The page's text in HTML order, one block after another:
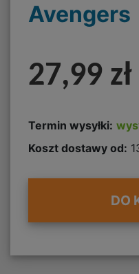
Avengers
27,99 zł
Termin wysyłki:
Koszt dostawy od:
DO